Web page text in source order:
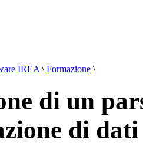
IREA \ Formazione \
di un
di